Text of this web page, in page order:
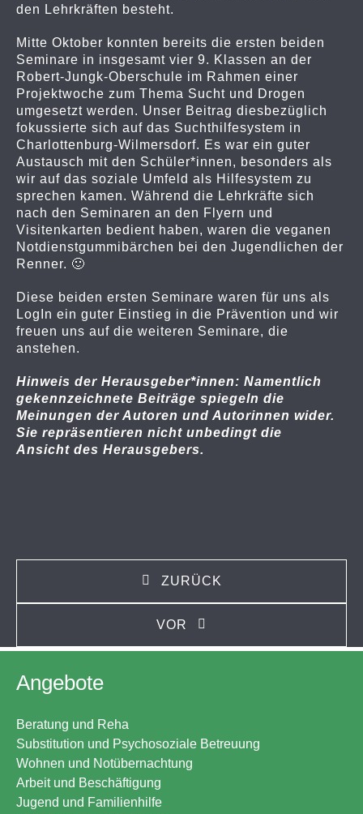
den Lehrkräften besteht.
Mitte Oktober konnten bereits die ersten beiden
Seminare in insgesamt vier 9. Klassen an der
Robert-Jungk-Oberschule im Rahmen einer
Projektwoche zum Thema Sucht und Drogen
umgesetzt werden. Unser Beitrag diesbezüglich
fokussierte sich auf das Suchthilfesystem in
Charlottenburg-Wilmersdorf. Es war ein guter
Austausch mit den Schüler*innen, besonders als
wir auf das soziale Umfeld als Hilfesystem zu
sprechen kamen. Während die Lehrkräfte sich
nach den Seminaren an den Flyern und
Visitenkarten bedient haben, waren die veganen
Notdienstgummibärchen bei den Jugendlichen der
Renner. 🙂
Diese beiden ersten Seminare waren für uns als
LogIn ein guter Einstieg in die Prävention und wir
freuen uns auf die weiteren Seminare, die
anstehen.
Hinweis der Herausgeber*innen: Namentlich
gekennzeichnete Beiträge spiegeln die
Meinungen der Autoren und Autorinnen wider.
Sie repräsentieren nicht unbedingt die
Ansicht des Herausgebers.
ZURÜCK
VOR
Angebote
Beratung und Reha
Substitution und Psychosoziale Betreuung
Wohnen und Notübernachtung
Arbeit und Beschäftigung
Jugend und Familienhilfe